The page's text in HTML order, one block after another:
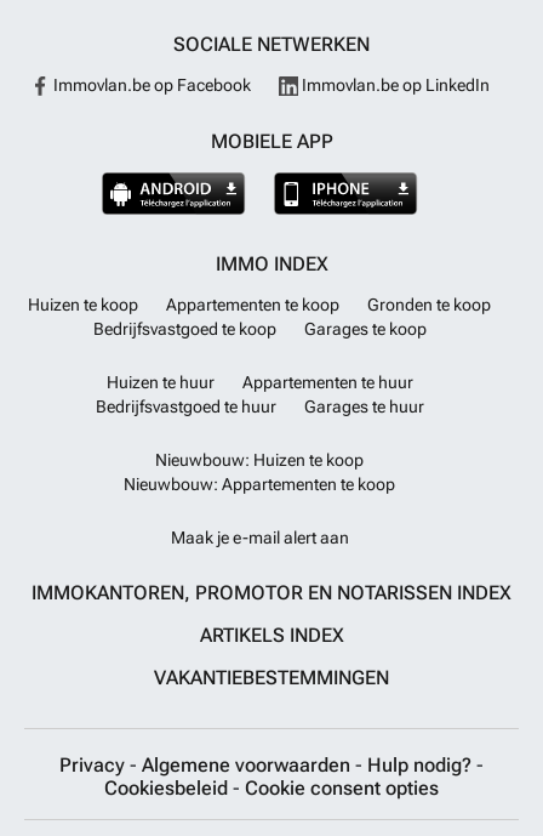
SOCIALE NETWERKEN
Immovlan.be op Facebook Immovlan.be op LinkedIn
MOBIELE APP
IMMO INDEX
Huizen te koop Appartementen te koop
Gronden te koop
Bedrijfsvastgoed te koop
Garages te koop
Huizen te huur
Appartementen te huur
Bedrijfsvastgoed te huur
Garages te huur
Nieuwbouw: Huizen te koop
Nieuwbouw: Appartementen te koop
Maak je e-mail alert aan
IMMOKANTOREN, PROMOTOR EN NOTARISSEN INDEX
ARTIKELS INDEX
VAKANTIEBESTEMMINGEN
Privacy - Algemene voorwaarden - Hulp nodig? -
Cookiesbeleid - Cookie consent opties